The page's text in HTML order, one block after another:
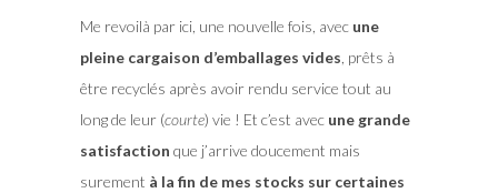
Me revoilà par ici, une nouvelle fois, avec une
pleine cargaison d’emballages vides , prêts à
être recyclés après avoir rendu service tout au
long de leur (courte) vie ! Et c’est avec une grande
satisfaction que j’arrive doucement mais
surement à la fin de mes stocks sur certaines